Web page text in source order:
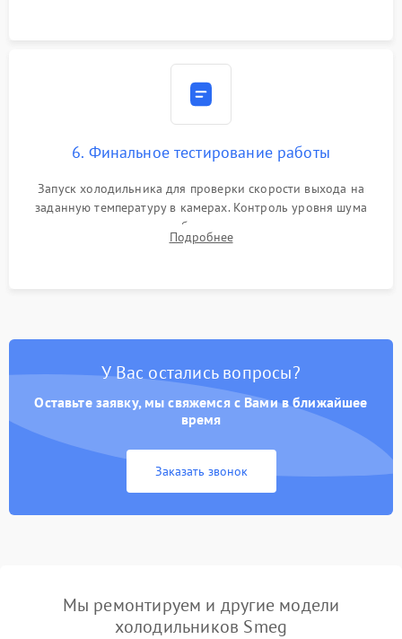
6. Финальное тестирование работы
Запуск холодильника для проверки скорости выхода на
заданную температуру в камерах. Контроль уровня шума
компрессора, отсутствия обмерзания стенок и корректного
срабатывания системы автоматической оттайки.
Подробнее
У Вас остались вопросы?
Оставьте заявку, мы свяжемся с Вами в ближайшее
время
Заказать звонок
Мы ремонтируем и другие модели
холодильников Smeg